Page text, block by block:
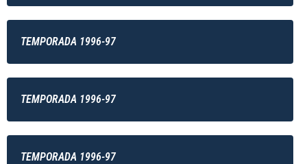
TEMPORADA 1996-97
TEMPORADA 1996-97
TEMPORADA 1996-97